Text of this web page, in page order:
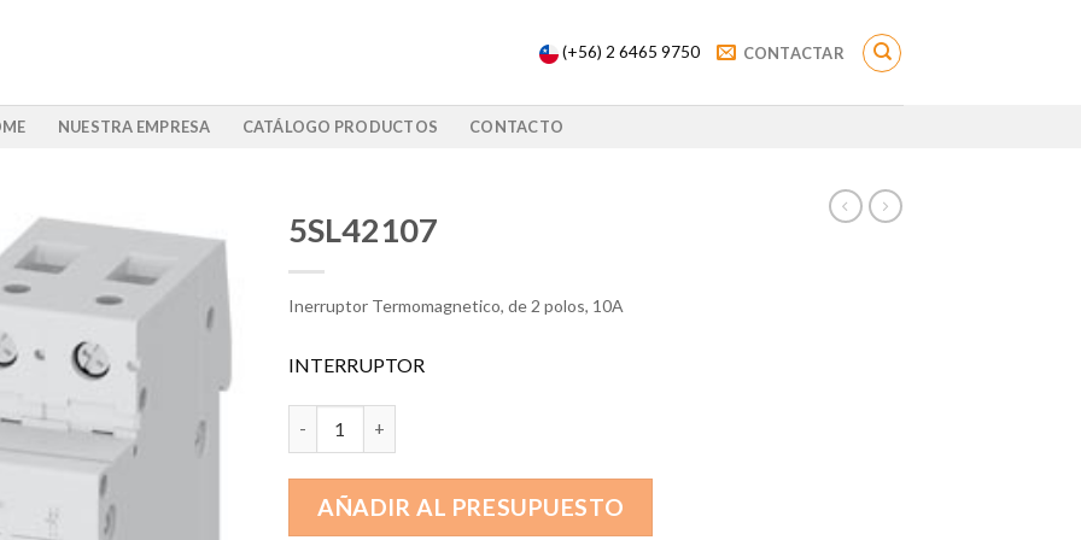
(+56) 2 6465 9750 CONTACTAR
NUESTRA EMPRESA CATÁLOGO PRODUCTOS CONTACTO
5SL42107
Inerruptor Termomagnetico, de 2 polos, 10A
INTERRUPTOR
AÑADIR AL PRESUPUESTO